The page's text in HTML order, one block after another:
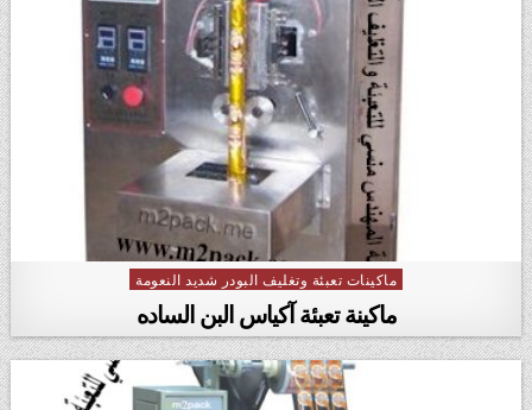
Posted in
ماكينات تعبئة وتغليف البودر شديد النعومة
ماكينة تعبئة آكياس البن الساده